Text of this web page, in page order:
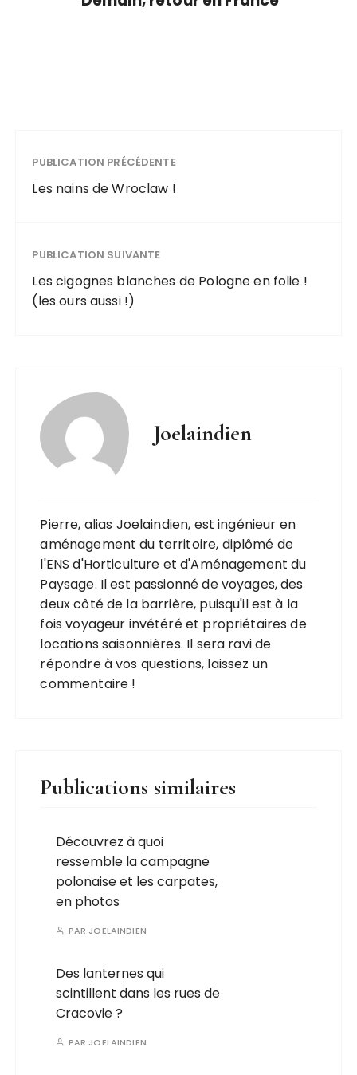
PUBLICATION PRÉCÉDENTE
Les nains de Wroclaw !
PUBLICATION SUIVANTE
Les cigognes blanches de Pologne en folie !
(les ours aussi !)
Joelaindien
Pierre, alias Joelaindien, est ingénieur en
aménagement du territoire, diplômé de
l'ENS d'Horticulture et d'Aménagement du
Paysage. Il est passionné de voyages, des
deux côté de la barrière, puisqu'il est à la
fois voyageur invétéré et propriétaires de
locations saisonnières. Il sera ravi de
répondre à vos questions, laissez un
commentaire !
Publications similaires
Découvrez à quoi
ressemble la campagne
polonaise et les carpates,
en photos
PAR JOELAINDIEN
Des lanternes qui
scintillent dans les rues de
Cracovie ?
PAR JOELAINDIEN